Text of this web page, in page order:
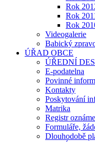
Rok
Rok
Rok
Videogalerie
Babický
ÚŘAD OBCE
ÚŘEDNÍ
E-podatelna
Povinné
Kontakty
Poskytování
Matrika
Registr
Formuláře,
Dlouhodobě